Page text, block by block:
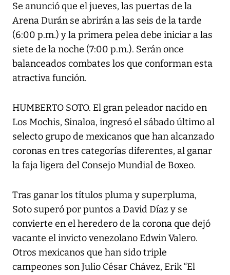
Se anunció que el jueves, las puertas de la
Arena Durán se abrirán a las seis de la tarde
(6:00 p.m.) y la primera pelea debe iniciar a las
siete de la noche (7:00 p.m.). Serán once
balanceados combates los que conforman esta
atractiva función.
HUMBERTO SOTO. El gran peleador nacido en
Los Mochis, Sinaloa, ingresó el sábado último al
selecto grupo de mexicanos que han alcanzado
coronas en tres categorías diferentes, al ganar
la faja ligera del Consejo Mundial de Boxeo.
Tras ganar los títulos pluma y superpluma,
Soto superó por puntos a David Díaz y se
convierte en el heredero de la corona que dejó
vacante el invicto venezolano Edwin Valero.
Otros mexicanos que han sido triple
campeones son Julio César Chávez, Erik “El